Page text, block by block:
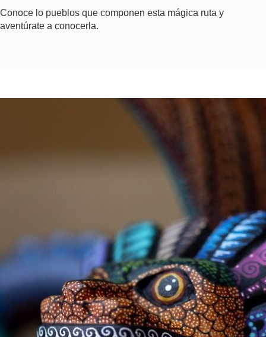
Quinta Real Huatulco
Quinta Real Oaxaca
Conoce lo pueblos que componen esta mágica ruta y
aventúrate a conocerla.